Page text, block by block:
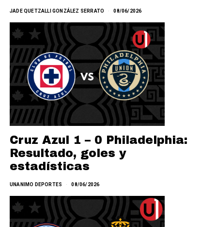
JADE QUETZALLI GONZÁLEZ SERRATO 08/06/2026
Cruz Azul 1 – 0 Philadelphia:
Resultado, goles y
estadísticas
UNANIMO DEPORTES 08/06/2026